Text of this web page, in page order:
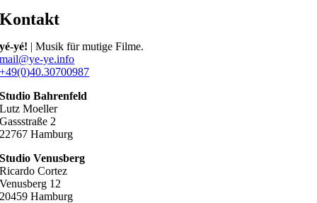
Kontakt
yé-yé! | Musik für mutige Filme.
mail@ye-ye.info
+49(0)40.30700987
Studio Bahrenfeld
Lutz Moeller
Gassstraße 2
22767 Hamburg
Studio Venusberg
Ricardo Cortez
Venusberg 12
20459 Hamburg